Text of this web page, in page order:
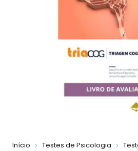
Início Testes de Psicologia